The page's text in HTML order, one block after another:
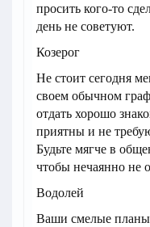
просить кого-то
день не советуют.
Козерог
Не стоит сегодня
своем обычном
отдать хорошо
приятны и не
Будьте мягче в
чтобы нечаянно не
Водолей
Ваши смелые планы